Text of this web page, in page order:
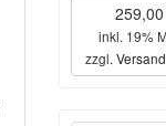
inkl. 19%
zzgl.